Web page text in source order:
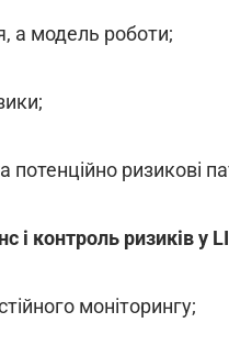
а модель роботи;
потенційно ризикові
і контроль ризиків у
моніторингу;